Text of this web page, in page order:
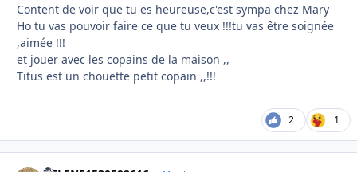
Content de voir que tu es heureuse,c'est sympa chez Mary
Ho tu vas pouvoir faire ce que tu veux !!!tu vas être soignée
,aimée !!!
et jouer avec les copains de la maison ,,
Titus est un chouette petit copain ,,!!!
2 1